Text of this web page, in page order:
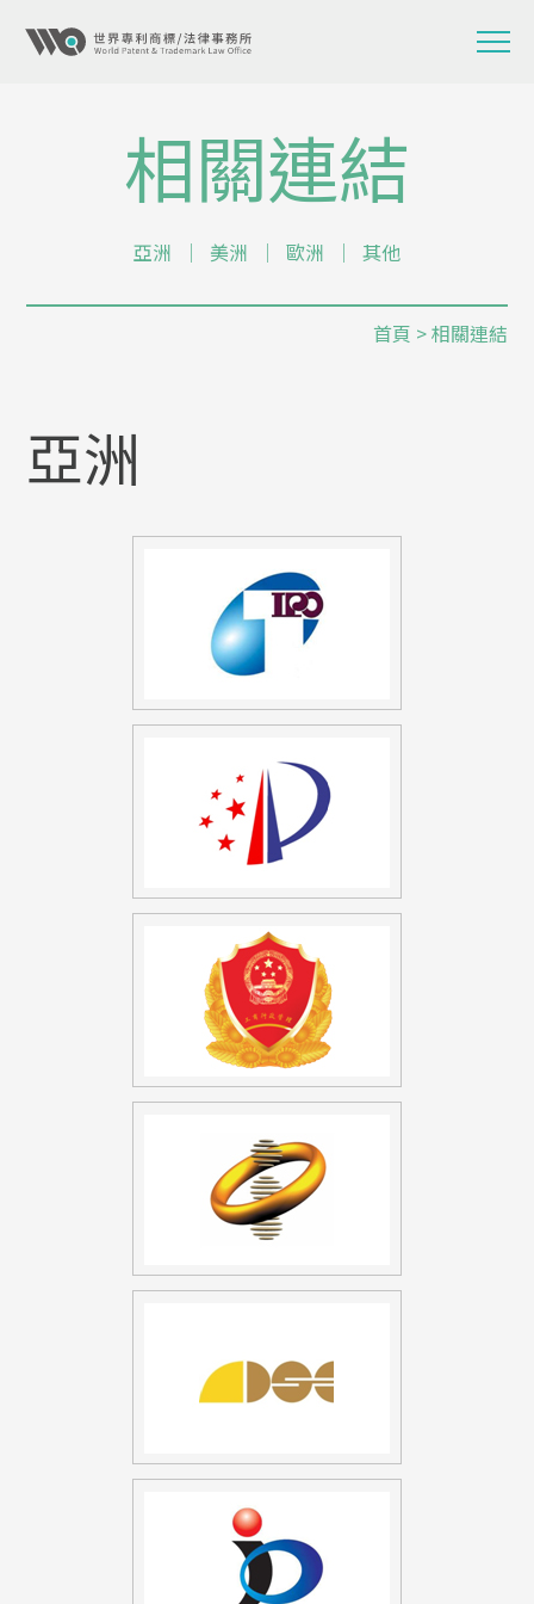
相關連結
亞洲 │ 美洲 │ 歐洲 │ 其他
首頁 > 相關連結
亞洲